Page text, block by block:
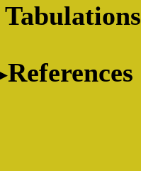
Tabulations
References